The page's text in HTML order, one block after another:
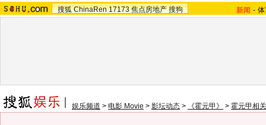
搜狐 ChinaRen 17173 焦点房地产 搜狗 新闻 -
娱乐频道 > 电影 Movie > 影坛动态 > 《霍元甲》 > 霍元甲相